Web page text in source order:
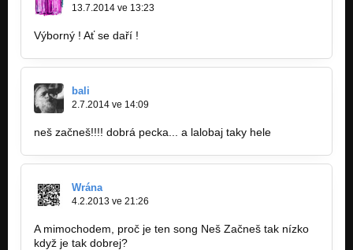
13.7.2014 ve 13:23
Výborný ! Ať se daří !
bali
2.7.2014 ve 14:09
neš začneš!!!! dobrá pecka... a lalobaj taky hele
Wrána
4.2.2013 ve 21:26
A mimochodem, proč je ten song Neš Začneš tak nízko
když je tak dobrej?